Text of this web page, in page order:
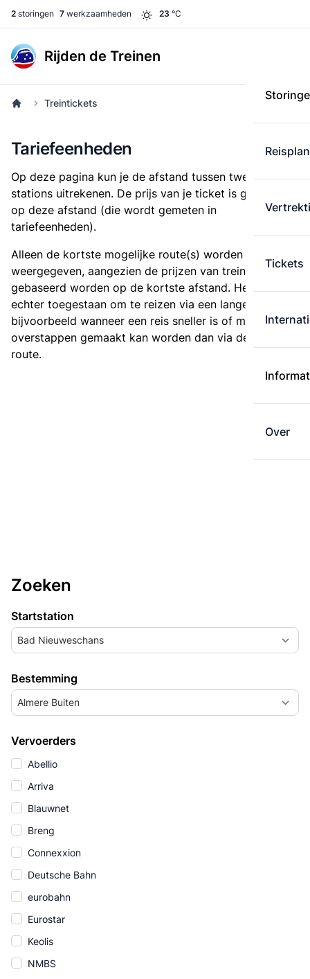
2 storingen 7 werkzaamheden 23 °C
Rijden de Treinen
Tickets
Over
Treintickets
Tariefeenheden
Op deze pagina kun je de afstand tussen twee
stations uitrekenen. De prijs van je ticket is gebaseerd
op deze afstand (die wordt gemeten in
tariefeenheden).
Alleen de kortste mogelijke route(s) worden
weergegeven, aangezien de prijzen van treintickets
gebaseerd worden op de kortste afstand. Het is
echter toegestaan om te reizen via een langere route,
bijvoorbeeld wanneer een reis sneller is of met minder
overstappen gemaakt kan worden dan via de kortste
route.
Zoeken
Startstation
Bad Nieuweschans
Bestemming
Almere Buiten
Vervoerders
Abellio
Arriva
Blauwnet
Breng
Connexxion
Deutsche Bahn
eurobahn
Eurostar
Keolis
NMBS